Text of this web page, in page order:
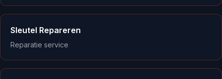
Sleutel Repareren
Reparatie service